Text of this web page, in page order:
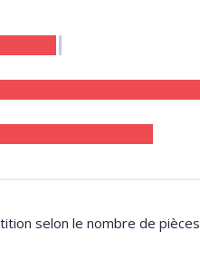
selon le nombre de pièces